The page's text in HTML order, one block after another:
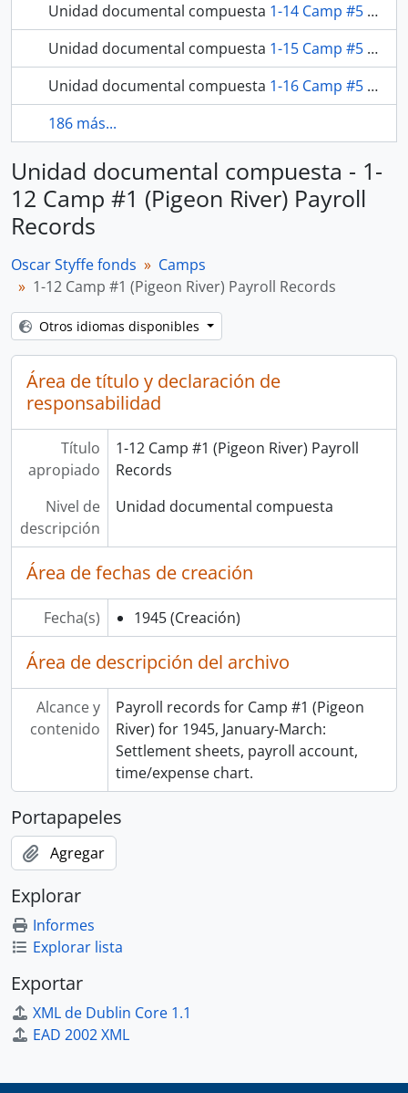
Unidad documental compuesta 1-14 Camp #5 (Ancliff) Expense Accounts
Unidad documental compuesta 1-15 Camp #5 (Ancliff) Supply Orders
Unidad documental compuesta 1-16 Camp #5 (Ancliff) Payroll Records
186 más...
Unidad documental compuesta - 1-
12 Camp #1 (Pigeon River) Payroll
Records
Oscar Styffe fonds
Camps
1-12 Camp #1 (Pigeon River) Payroll Records
Otros idiomas disponibles
Área de título y declaración de
responsabilidad
Título
apropiado
1-12 Camp #1 (Pigeon River) Payroll
Records
Nivel de
descripción
Unidad documental compuesta
Área de fechas de creación
Fecha(s) 1945 (Creación)
Área de descripción del archivo
Alcance y
contenido
Payroll records for Camp #1 (Pigeon
River) for 1945, January-March:
Settlement sheets, payroll account,
time/expense chart.
Portapapeles
Agregar
Explorar
Informes
Explorar lista
Exportar
XML de Dublin Core 1.1
EAD 2002 XML